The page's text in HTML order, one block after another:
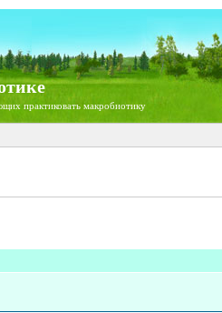
практиковать макробиотику